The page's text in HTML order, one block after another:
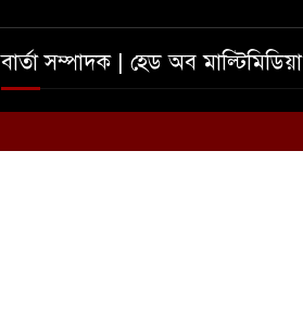
বার্তা সম্পাদক | হেড অব মাল্টিমিডিয়া